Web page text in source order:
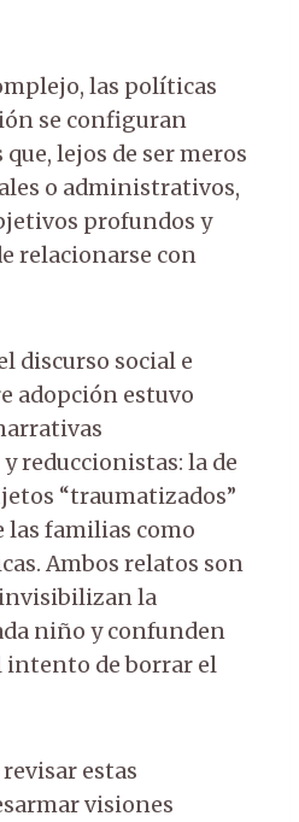
las políticas
se configuran
lejos de ser meros
o administrativos,
profundos y
relacionarse con
discurso social e
adopción estuvo
reduccionistas: la de
“traumatizados”
las familias como
Ambos relatos son
la
niño y confunden
intento de borrar el
estas
visiones